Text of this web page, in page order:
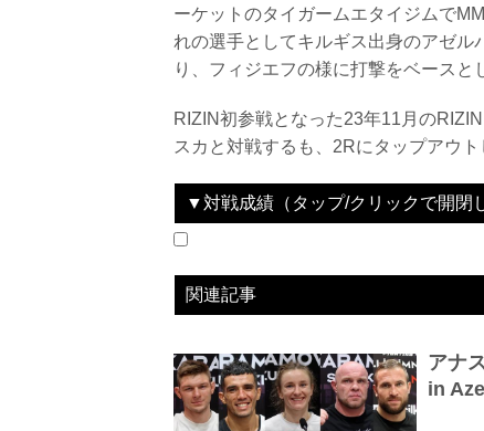
ーケットのタイガームエタイジムで
れの選手としてキルギス出身のアゼ
り、フィジエフの様に打撃をベースと
RIZIN初参戦となった23年11月の
スカと対戦するも、2Rにタップアウト
▼対戦成績（タップ/クリックで開閉
関連記事
アナ
in